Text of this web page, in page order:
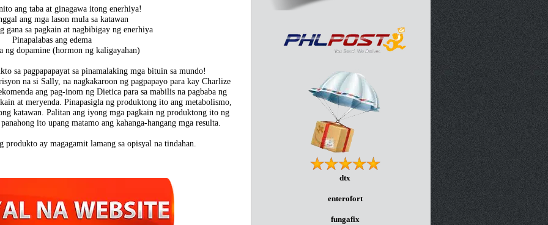
ang taba at ginagawa itong enerhiya!
ang mga lason mula sa katawan
gana sa pagkain at nagbibigay ng enerhiya
Pinapalabas ang edema
ng dopamine (hormon ng kaligayahan)
sa pagpapapayat sa pinamalaking mga bituin sa mundo!
na si Sally, na nagkakaroon ng pagpapayo para kay Charlize
ang pag-inom ng Dietica para sa mabilis na pagbaba ng
at meryenda. Pinapasigla ng produktong ito ang metabolismo,
katawan. Palitan ang iyong mga pagkain ng produktong ito ng
ito upang matamo ang kahanga-hangang mga resulta.
produkto ay magagamit lamang sa opisyal na tindahan.
dtx
enterofort
fungafix